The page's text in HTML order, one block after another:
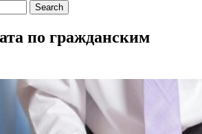
по гражданским